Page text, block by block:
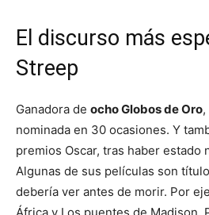
El discurso más
Streep
Ganadora de ocho Globos de Oro
nominada en 30 ocasiones. Y
premios Oscar, tras haber estado
Algunas de sus películas son
debería ver antes de morir. Por